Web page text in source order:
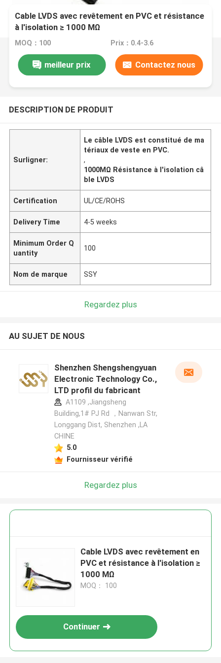
Cable LVDS avec revêtement en PVC et résistance
à l'isolation ≥ 1000 MΩ
MOQ：100 Prix：0.4-3.6
meilleur prix Contactez nous
DESCRIPTION DE PRODUIT
Surligner:
Le câble LVDS est constitué de ma
tériaux de veste en PVC.
,
1000MΩ Résistance à l'isolation câ
ble LVDS
Certification UL/CE/ROHS
Delivery Time 4-5 weeks
Minimum Order Q
uantity
100
Nom de marque SSY
Regardez plus
AU SUJET DE NOUS
Shenzhen Shengshengyuan
Electronic Technology Co.,
LTD profil du fabricant
A1109 ,Jiangsheng
Building,1# PJ Rd ，Nanwan Str,
Longgang Dist, Shenzhen ,LA
CHINE
5.0
Fournisseur vérifié
Regardez plus
Cable LVDS avec revêtement en
PVC et résistance à l'isolation ≥
1000 MΩ
MOQ： 100
Continuer